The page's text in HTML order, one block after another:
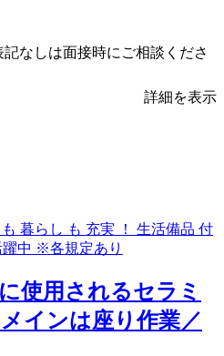
なしは面接時にご相談くださ
詳細を表示
使用されるセラミ
インは座り作業／